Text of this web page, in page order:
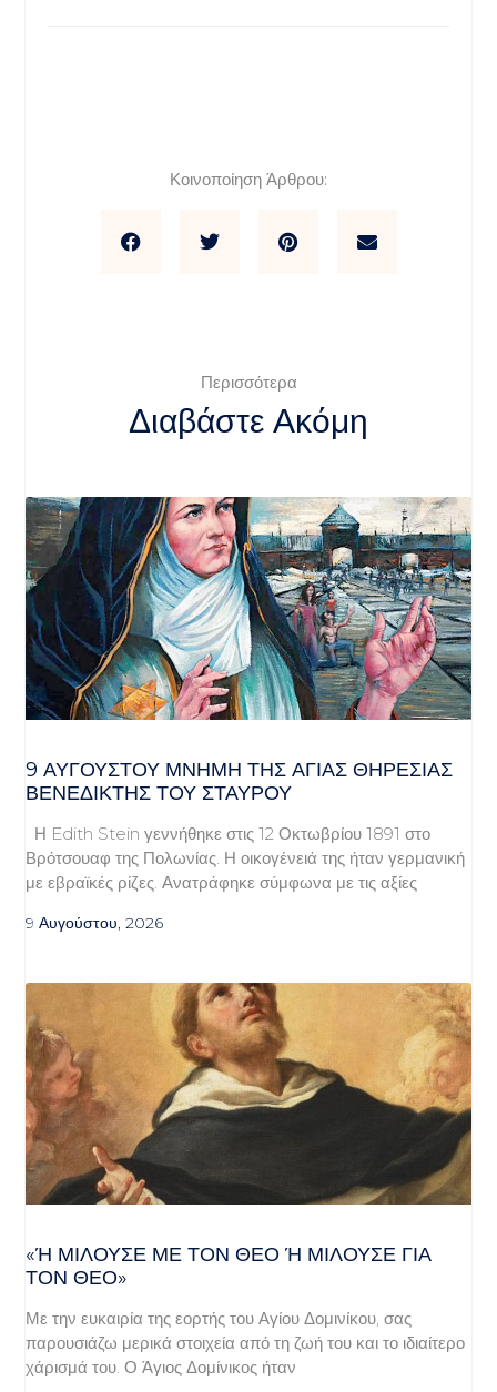
Κοινοποίηση Άρθρου:
Περισσότερα
Διαβάστε Ακόμη
9 ΑΥΓΟΥΣΤΟΥ ΜΝΗΜΗ ΤΗΣ ΑΓΙΑΣ ΘΗΡΕΣΙΑΣ
ΒΕΝΕΔΙΚΤΗΣ ΤΟΥ ΣΤΑΥΡΟΥ
Η Edith Stein γεννήθηκε στις 12 Οκτωβρίου 1891 στο
Βρότσουαφ της Πολωνίας. Η οικογένειά της ήταν γερμανική
με εβραϊκές ρίζες. Ανατράφηκε σύμφωνα με τις αξίες
9 Αυγούστου, 2026
«Ή ΜΙΛΟΎΣΕ ΜΕ ΤΟΝ ΘΕΌ Ή ΜΙΛΟΎΣΕ ΓΙΑ ΤΟ
Ν ΘΕΌ»
Με την ευκαιρία της εορτής του Αγίου Δομινίκου, σας
παρουσιάζω μερικά στοιχεία από τη ζωή του και το ιδιαίτερο
χάρισμά του. Ο Άγιος Δομίνικος ήταν